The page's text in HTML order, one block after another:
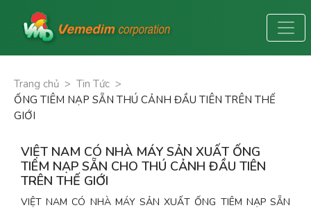
Trang chủ > Tin Tức >
ỐNG TIÊM NẠP SẴN THÚ CẢNH ĐẦU TIÊN TRÊN THẾ
GIỚI
VIỆT NAM CÓ NHÀ MÁY SẢN XUẤT ỐNG
TIÊM NẠP SẴN CHO THÚ CẢNH ĐẦU TIÊN
TRÊN THẾ GIỚI
VIỆT NAM CÓ NHÀ MÁY SẢN XUẤT ỐNG TIÊM NẠP SẴN